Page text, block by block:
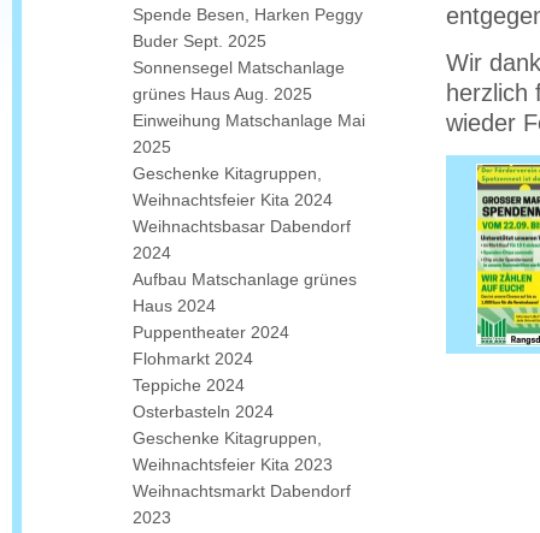
Spende Besen, Harken Peggy
Buder Sept. 2025
Sonnensegel Matschanlage
grünes Haus Aug. 2025
Einweihung Matschanlage Mai
2025
Geschenke Kitagruppen,
Weihnachtsfeier Kita 2024
Weihnachtsbasar Dabendorf
2024
Aufbau Matschanlage grünes
Haus 2024
Puppentheater 2024
Flohmarkt 2024
Teppiche 2024
Osterbasteln 2024
Geschenke Kitagruppen,
Weihnachtsfeier Kita 2023
Weihnachtsmarkt Dabendorf
2023
Wir
herzlich
wieder